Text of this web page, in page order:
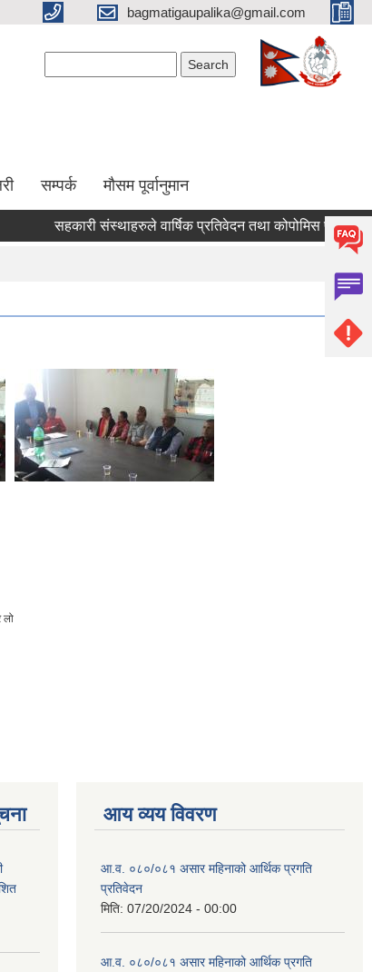
bagmatigaupalika@gmail.com
सम्पर्क मौसम पूर्वानुमान
सहकारी संस्थाहरुले वार्षिक प्रतिवेदन तथा कोपोमिस प्रणालीमा
लो
आय व्यय विवरण
आ.व. ०८०/०८१ असार महिनाको आर्थिक प्रगति
प्रतिवेदन
मिति: 07/20/2024 - 00:00
आ.व. ०८०/०८१ असार महिनाको आर्थिक प्रगति